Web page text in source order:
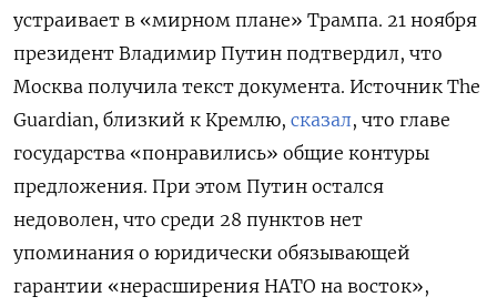
устраивает в «мирном плане» Трампа. 21 ноября
президент Владимир Путин подтвердил, что
Москва получила текст документа. Источник The
Guardian, близкий к Кремлю, сказал, что главе
государства «понравились» общие контуры
предложения. При этом Путин остался
недоволен, что среди 28 пунктов нет
упоминания о юридически обязывающей
гарантии «нерасширения НАТО на восток»,